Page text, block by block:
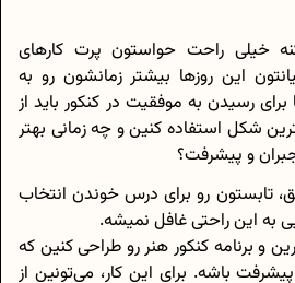
خیلی راحت حواستون پرت کارهای
این روزها بیشتر زمانشون رو به
رسیدن به موفقیت در کنکور باید از
شکل استفاده کنین و چه زمانی بهتر
و پیشرفت؟
تابستون رو برای درس خوندن انتخاب
به این راحتی غافل نمیشه.
و برنامه کنکور هنر رو طراحی کنین که
باشه. برای این کار، می‌تونین از